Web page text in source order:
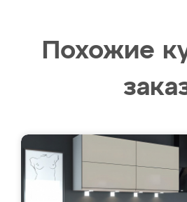
Похожие